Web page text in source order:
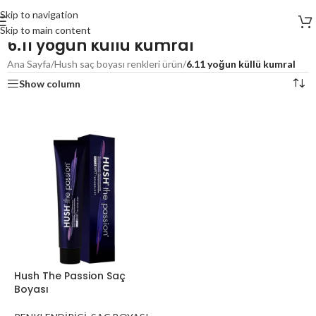
Skip to navigation
Skip to main content
6.11 yoğun küllü kumral
Ana Sayfa/Hush saç boyası renkleri ürün/6.11 yoğun küllü kumral
Show column
Hush The Passion Saç
Boyası